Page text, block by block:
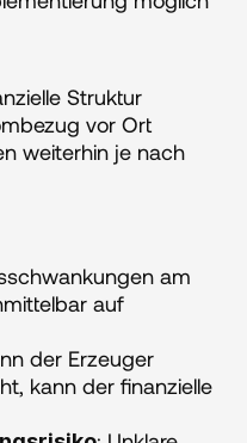
Struktur
vor Ort
weiterhin je nach
am
auf
der Erzeuger
kann der finanzielle